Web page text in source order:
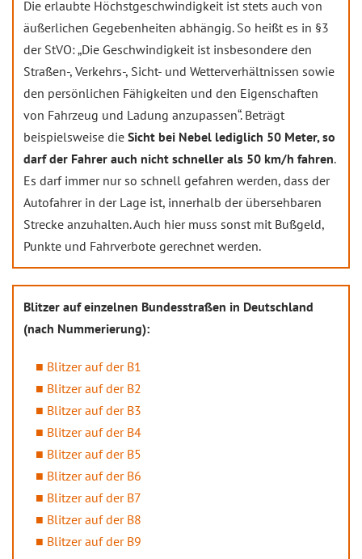
Die erlaubte Höchstgeschwindigkeit ist stets auch von
äußerlichen Gegebenheiten abhängig. So heißt es in §3
der StVO: „Die Geschwindigkeit ist insbesondere den
Straßen-, Verkehrs-, Sicht- und Wetterverhältnissen sowie
den persönlichen Fähigkeiten und den Eigenschaften
von Fahrzeug und Ladung anzupassen“. Beträgt
beispielsweise die Sicht bei Nebel lediglich 50 Meter, so
darf der Fahrer auch nicht schneller als 50 km/h fahren.
Es darf immer nur so schnell gefahren werden, dass der
Autofahrer in der Lage ist, innerhalb der übersehbaren
Strecke anzuhalten. Auch hier muss sonst mit Bußgeld,
Punkte und Fahrverbote gerechnet werden.
Blitzer auf einzelnen Bundesstraßen in Deutschland
(nach Nummerierung):
Blitzer auf der B1
Blitzer auf der B2
Blitzer auf der B3
Blitzer auf der B4
Blitzer auf der B5
Blitzer auf der B6
Blitzer auf der B7
Blitzer auf der B8
Blitzer auf der B9